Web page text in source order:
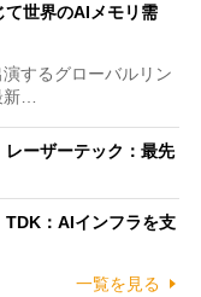
て世界のAIメモリ需
するグローバルリン
…
レーザーテック：最先
TDK：AIインフラを支
一覧を見る